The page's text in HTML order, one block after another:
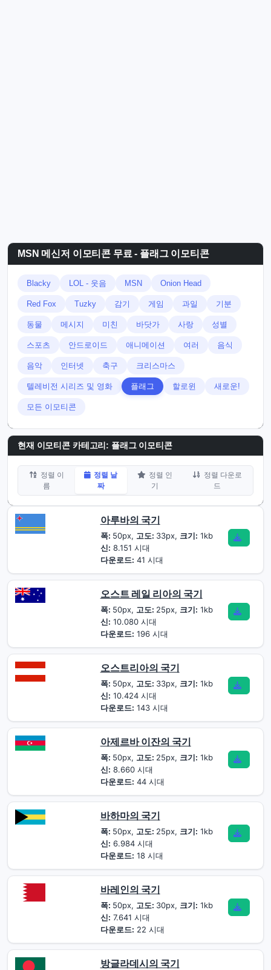
MSN 메신저 이모티콘 무료 - 플래그 이모티콘
Blacky LOL - 웃음 MSN Onion Head
Red Fox Tuzky 감기 게임 과일 기분
동물 메시지 미친 바닷가 사랑 성별
스포츠 안드로이드 애니메이션 여러 음식
음악 인터넷 축구 크리스마스
텔레비전 시리즈 및 영화 플래그 할로윈 새로운!
모든 이모티콘
현재 이모티콘 카테고리: 플래그 이모티콘
정렬 이
름
정렬 날
짜
정렬 인
기
정렬 다운로
드
아루바의 국기
폭: 50px, 고도: 33px, 크기: 1kb
신: 8.151 시대
다운로드: 41 시대
오스트 레일 리아의 국기
폭: 50px, 고도: 25px, 크기: 1kb
신: 10.080 시대
다운로드: 196 시대
오스트리아의 국기
폭: 50px, 고도: 33px, 크기: 1kb
신: 10.424 시대
다운로드: 143 시대
아제르바 이잔의 국기
폭: 50px, 고도: 25px, 크기: 1kb
신: 8.660 시대
다운로드: 44 시대
바하마의 국기
폭: 50px, 고도: 25px, 크기: 1kb
신: 6.984 시대
다운로드: 18 시대
바레인의 국기
폭: 50px, 고도: 30px, 크기: 1kb
신: 7.641 시대
다운로드: 22 시대
방글라데시의 국기